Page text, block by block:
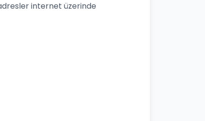
adresler internet üzerinde